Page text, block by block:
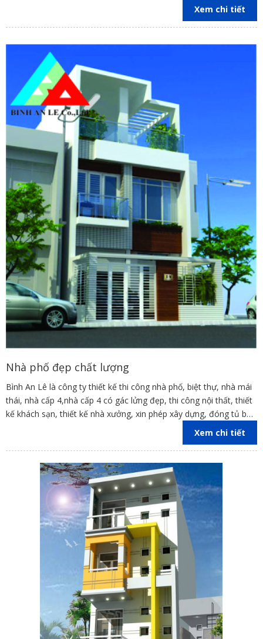
Xem chi tiết
Nhà phố đẹp chất lượng
Bình An Lê là công ty thiết kế thi công nhà phố, biệt thự, nhà mái
thái, nhà cấp 4,nhà cấp 4 có gác lửng đẹp, thi công nội thất, thiết
kế khách sạn, thiết kế nhà xưởng, xin phép xây dựng, đóng tủ bếp
trên địa bàn các tỉnh Đồng Nai, Bình Dương, TP Hồ Chí Minh,
Xem chi tiết